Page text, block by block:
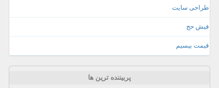
طراحی سایت
فیش حج
قیمت بیسیم
پربیننده ترین ها